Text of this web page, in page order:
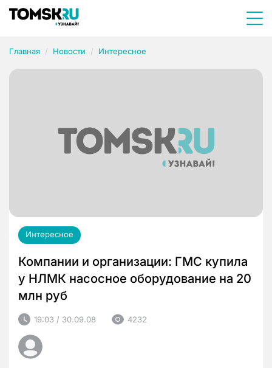
Главная Новости Интересное
Интересное
Компании и организации: ГМС купила
у НЛМК насосное оборудование на 20
млн руб
19:03 / 30.09.08 4232